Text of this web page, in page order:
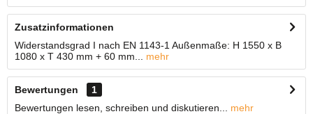
Zusatzinformationen
Widerstandsgrad I nach EN 1143-1 Außenmaße: H 1550 x B
1080 x T 430 mm + 60 mm...
mehr
Bewertungen
1
Bewertungen lesen, schreiben und diskutieren...
mehr